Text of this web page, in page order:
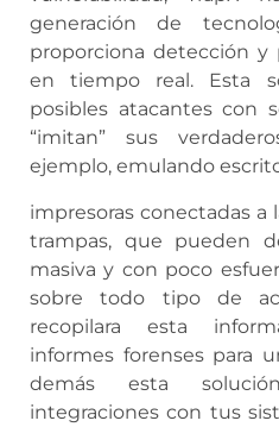
generación de
proporciona detección y
en tiempo real. Esta
posibles atacantes con
“imitan” sus
ejemplo, emulando
impresoras conectadas a
trampas, que pueden
masiva y con poco
sobre todo tipo de
recopilara esta
informes forenses para
demás esta
integraciones con tus